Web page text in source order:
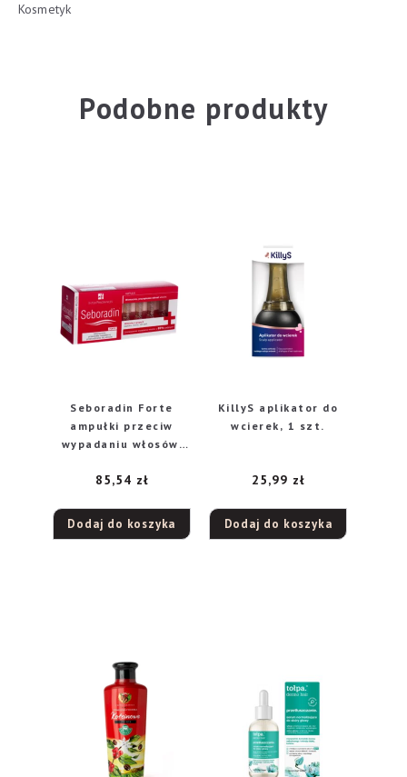
Kosmetyk
Podobne produkty
Seboradin Forte
ampułki przeciw
wypadaniu włosów,
85,54 zł
Dodaj do koszyka
KillyS aplikator do
wcierek, 1 szt.
25,99 zł
Dodaj do koszyka